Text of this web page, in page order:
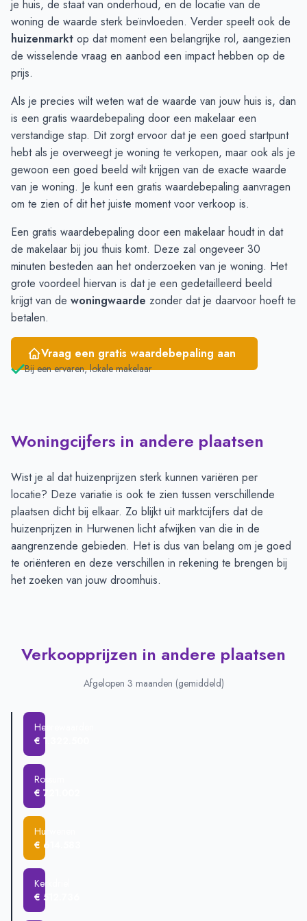
November
€ 504.500 € 435.000
December
€ 755.000
€ 787.500
Januari
€ 755.000 € 770.000
Februari
April
€ 724.500
€ 697.500
Mei
€ 871.285
-
Juni
€ 835.900 -
je huis, de staat van onderhoud, en de locatie van de
woning de waarde sterk beïnvloeden. Verder speelt ook de
huizenmarkt op dat moment een belangrijke rol, aangezien
de wisselende vraag en aanbod een impact hebben op de
prijs.
Als je precies wilt weten wat de waarde van jouw huis is, dan
is een gratis waardebepaling door een makelaar een
verstandige stap. Dit zorgt ervoor dat je een goed startpunt
hebt als je overweegt je woning te verkopen, maar ook als je
gewoon een goed beeld wilt krijgen van de exacte waarde
van je woning. Je kunt een gratis waardebepaling aanvragen
om te zien of dit het juiste moment voor verkoop is.
Een gratis waardebepaling door een makelaar houdt in dat
de makelaar bij jou thuis komt. Deze zal ongeveer 30
minuten besteden aan het onderzoeken van je woning. Het
grote voordeel hiervan is dat je een gedetailleerd beeld
krijgt van de woningwaarde zonder dat je daarvoor hoeft te
betalen.
Vraag een gratis waardebepaling aan
Bij een ervaren, lokale makelaar
Woningcijfers in andere plaatsen
Wist je al dat huizenprijzen sterk kunnen variëren per
locatie? Deze variatie is ook te zien tussen verschillende
plaatsen dicht bij elkaar. Zo blijkt uit marktcijfers dat de
huizenprijzen in Hurwenen licht afwijken van die in de
aangrenzende gebieden. Het is dus van belang om je goed
te oriënteren en deze verschillen in rekening te brengen bij
het zoeken van jouw droomhuis.
Verkoopprijzen in andere plaatsen
Afgelopen 3 maanden (gemiddeld)
Heerewaarden
€ 1.322.500
Rossum
€ 721.002
Hurwenen
€ 614.583
Kerkdriel
€ 512.736